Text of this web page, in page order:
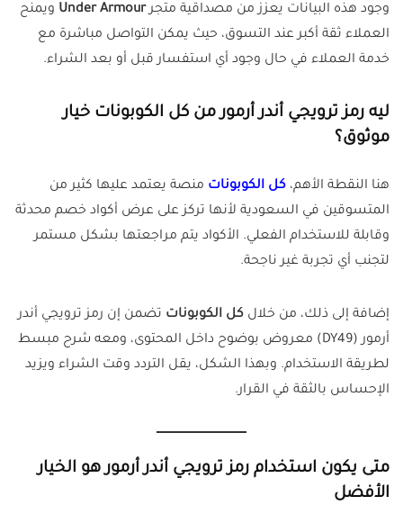
وجود هذه البيانات يعزز من مصداقية متجرUnder Armour ويمنح
العملاء ثقة أكبر عند التسوق، حيث يمكن التواصل مباشرة مع
خدمة العملاء في حال وجود أي استفسار قبل أو بعد الشراء.
ليه رمز ترويجي أندر أرمور من كل الكوبونات خيار
موثوق؟
هنا النقطة الأهم، كل الكوبونات منصة يعتمد عليها كثير من
المتسوقين في السعودية لأنها تركز على عرض أكواد خصم محدثة
وقابلة للاستخدام الفعلي. الأكواد يتم مراجعتها بشكل مستمر
لتجنب أي تجربة غير ناجحة.
إضافة إلى ذلك، من خلال كل الكوبونات تضمن إن رمز ترويجي أندر
أرمور (DY49) معروض بوضوح داخل المحتوى، ومعه شرح مبسط
لطريقة الاستخدام. وبهذا الشكل، يقل التردد وقت الشراء ويزيد
الإحساس بالثقة في القرار.
متى يكون استخدام رمز ترويجي أندر أرمور هو الخيار
الأفضل